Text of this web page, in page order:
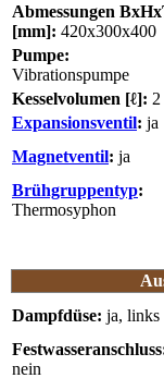
Abmessungen
[mm]: 420x300x400
Pumpe:
Vibrationspumpe
Kesselvolumen [ℓ]: 2
Expansionsventil: ja
Magnetventil: ja
Brühgruppentyp:
Thermosyphon
Dampfdüse: ja, links
nein